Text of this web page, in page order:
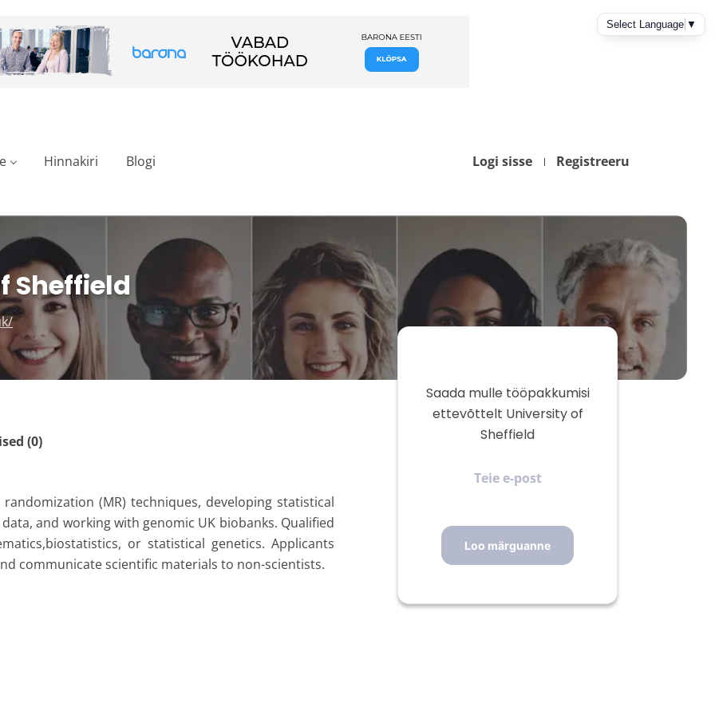
Logi sisse Registreeru
Hinnakiri Blogi
Sheffield
(0)
(MR) techniques, developing statistical
and working with genomic UK biobanks. Qualified
or statistical genetics. Applicants
communicate scientific materials to non-scientists.
Saada mulle tööpakkumisi
ettevõttelt University of
Sheffield